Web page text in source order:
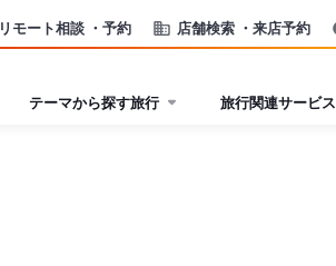
リモート相談 ・予約 店舗検索 ・来店予約
テーマから探す旅行 旅行関連サービス